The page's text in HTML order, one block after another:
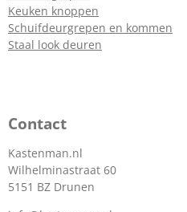
Keuken knoppen
Schuifdeurgrepen en kommen
Staal look deuren
Contact
Kastenman.nl
Wilhelminastraat 60
5151 BZ Drunen